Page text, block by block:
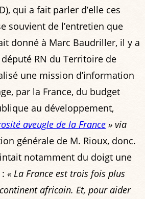
qui a fait parler d’elle ces
souvient de l’entretien que
donné à Marc Baudriller, il y a
RN du Territoire de
une mission d’information
par la France, du budget
au développement,
aveugle de la France » via
générale de M. Rioux, donc.
notamment du doigt une
« La France est trois fois plus
africain. Et, pour aider